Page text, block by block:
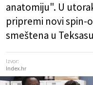
anatomiju". U
pripremi novi spin-
smeštena u
Izvor:
Index.hr